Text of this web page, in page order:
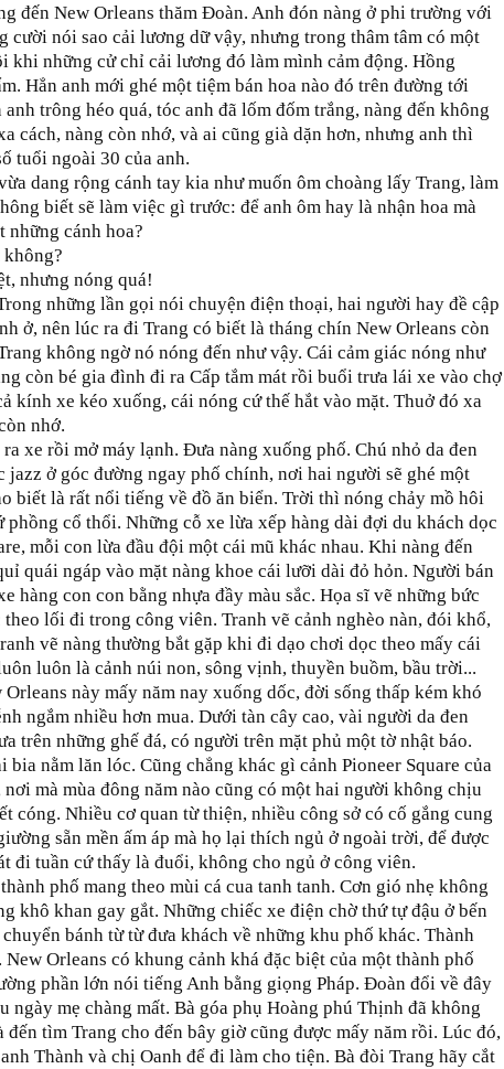
đến New Orleans thăm Đoàn. Anh đón nàng ở phi trường với
cười nói sao cải lương dữ vậy, nhưng trong thâm tâm có một
khi những cử chỉ cải lương đó làm mình cảm động. Hồng
Hẳn anh mới ghé một tiệm bán hoa nào đó trên đường tới
trông héo quá, tóc anh đã lốm đốm trắng, nàng đến không
cách, nàng còn nhớ, và ai cũng già dặn hơn, nhưng anh thì
tuổi ngoài 30 của anh.
dang rộng cánh tay kia như muốn ôm choàng lấy Trang, làm
biết sẽ làm việc gì trước: để anh ôm hay là nhận hoa mà
những cánh hoa?
nhưng nóng quá!
những lần gọi nói chuyện điện thoại, hai người hay đề cập
ở, nên lúc ra đi Trang có biết là tháng chín New Orleans còn
không ngờ nó nóng đến như vậy. Cái cảm giác nóng như
còn bé gia đình đi ra Cấp tắm mát rồi buổi trưa lái xe vào chợ
kính xe kéo xuống, cái nóng cứ thế hắt vào mặt. Thuở đó xa
nhớ.
xe rồi mở máy lạnh. Đưa nàng xuống phố. Chú nhỏ da đen
jazz ở góc đường ngay phố chính, nơi hai người sẽ ghé một
biết là rất nổi tiếng về đồ ăn biển. Trời thì nóng chảy mồ hôi
phồng cổ thổi. Những cỗ xe lừa xếp hàng dài đợi du khách dọc
mỗi con lừa đầu đội một cái mũ khác nhau. Khi nàng đến
quái ngáp vào mặt nàng khoe cái lưỡi dài đỏ hỏn. Người bán
hàng con con bằng nhựa đầy màu sắc. Họa sĩ vẽ những bức
theo lối đi trong công viên. Tranh vẽ cảnh nghèo nàn, đói khổ,
vẽ nàng thường bắt gặp khi đi dạo chơi dọc theo mấy cái
luôn là cảnh núi non, sông vịnh, thuyền buồm, bầu trời...
này mấy năm nay xuống dốc, đời sống thấp kém khó
ngắm nhiều hơn mua. Dưới tàn cây cao, vài người da đen
trên những ghế đá, có người trên mặt phủ một tờ nhật báo.
bia nằm lăn lóc. Cũng chẳng khác gì cảnh Pioneer Square của
nơi mà mùa đông năm nào cũng có một hai người không chịu
cóng. Nhiều cơ quan từ thiện, nhiều công sở có cố gắng cung
sẵn mền ấm áp mà họ lại thích ngủ ở ngoài trời, để được
đi tuần cứ thấy là đuổi, không cho ngủ ở công viên.
phố mang theo mùi cá cua tanh tanh. Cơn gió nhẹ không
khô khan gay gắt. Những chiếc xe điện chờ thứ tự đậu ở bến
bánh từ từ đưa khách về những khu phố khác. Thành
Orleans có khung cảnh khá đặc biệt của một thành phố
phần lớn nói tiếng Anh bằng giọng Pháp. Đoàn đổi về đây
ngày mẹ chàng mất. Bà góa phụ Hoàng phú Thịnh đã không
đến tìm Trang cho đến bây giờ cũng được mấy năm rồi. Lúc đó,
Thành và chị Oanh để đi làm cho tiện. Bà đòi Trang hãy cắt